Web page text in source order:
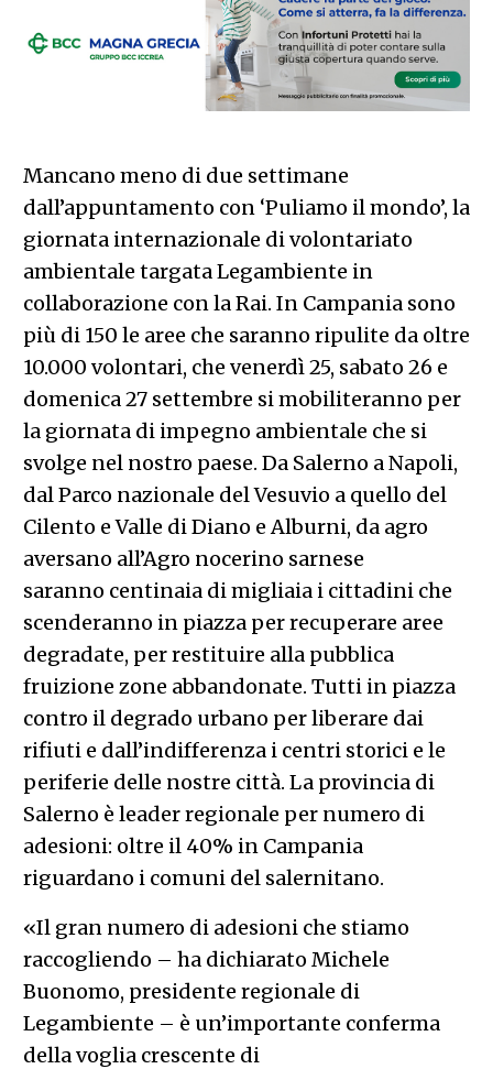
Mancano meno di due settimane
dall’appuntamento con ‘Puliamo il mondo’, la
giornata internazionale di volontariato
ambientale targata Legambiente in
collaborazione con la Rai. In Campania sono
più di 150 le aree che saranno ripulite da oltre
10.000 volontari, che venerdì 25, sabato 26 e
domenica 27 settembre si mobiliteranno per
la giornata di impegno ambientale che si
svolge nel nostro paese. Da Salerno a Napoli,
dal Parco nazionale del Vesuvio a quello del
Cilento e Valle di Diano e Alburni, da agro
aversano all’Agro nocerino sarnese
saranno centinaia di migliaia i cittadini che
scenderanno in piazza per recuperare aree
degradate, per restituire alla pubblica
fruizione zone abbandonate. Tutti in piazza
contro il degrado urbano per liberare dai
rifiuti e dall’indifferenza i centri storici e le
periferie delle nostre città. La provincia di
Salerno è leader regionale per numero di
adesioni: oltre il 40% in Campania
riguardano i comuni del salernitano.
«Il gran numero di adesioni che stiamo
raccogliendo – ha dichiarato Michele
Buonomo, presidente regionale di
Legambiente – è un’importante conferma
della voglia crescente di